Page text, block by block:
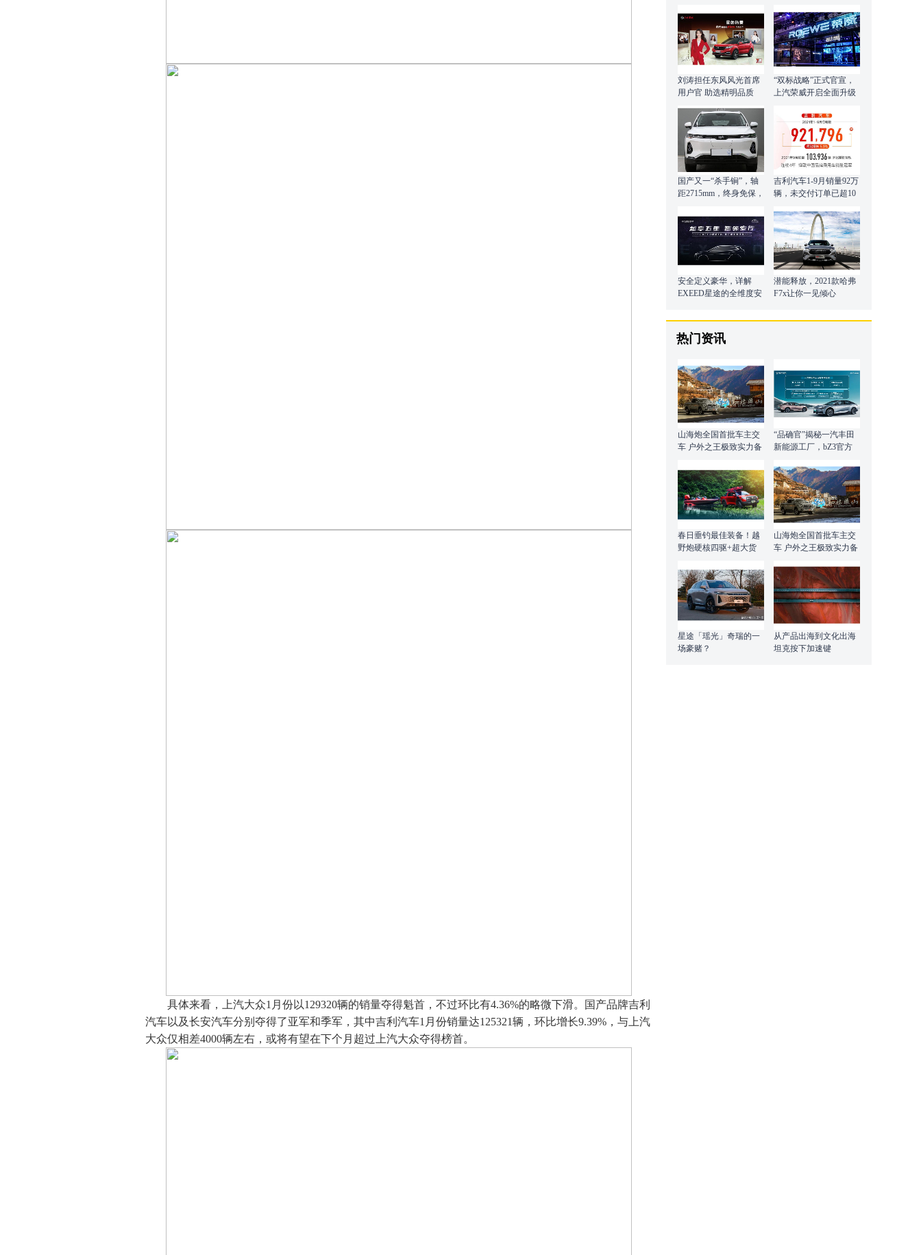
具体来看，上汽大众1月份以129320辆的销量夺得魁首，不过环比有4.36%的略微下滑。国产品牌吉利
汽车以及长安汽车分别夺得了亚军和季军，其中吉利汽车1月份销量达125321辆，环比增长9.39%，与上汽
大众仅相差4000辆左右，或将有望在下个月超过上汽大众夺得榜首。
刘涛担任东风风光首席
用户官 助选精明品质
“双标战略”正式官宣，
上汽荣威开启全面升级
国产又一“杀手锏”，轴
距2715mm，终身免保，
吉利汽车1-9月销量92万
辆，未交付订单已超10
安全定义豪华，详解
EXEED星途的全维度安
潜能释放，2021款哈弗
F7x让你一见倾心
热门资讯
山海炮全国首批车主交
车 户外之王极致实力备
“品确官”揭秘一汽丰田
新能源工厂，bZ3官方
春日垂钓最佳装备！越
野炮硬核四驱+超大货
山海炮全国首批车主交
车 户外之王极致实力备
星途「瑶光」奇瑞的一
场豪赌？
从产品出海到文化出海
坦克按下加速键